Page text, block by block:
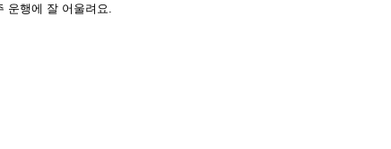
행에 잘 어울려요.